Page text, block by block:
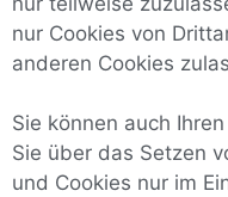
nur Cookies von
anderen Cookies
Sie können auch
Sie über das Setzen
und Cookies nur im